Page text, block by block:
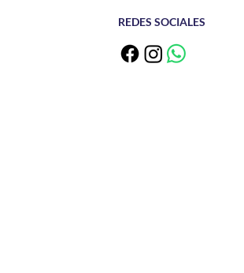
REDES SOCIALES